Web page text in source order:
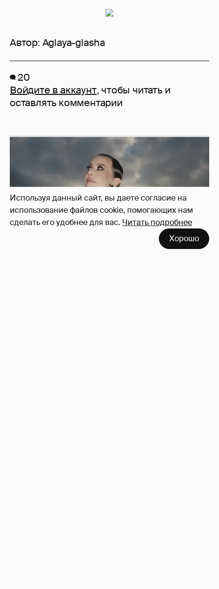
Используя данный сайт, вы даете согласие на
использование файлов cookie, помогающих нам
сделать его удобнее для вас. Читать подробнее
Хорошо
Автор: Aglaya-glasha
20
Войдите в аккаунт, чтобы читать и
оставлять комментарии